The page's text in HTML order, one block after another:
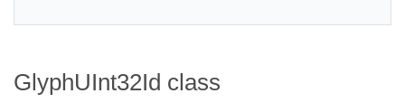
GlyphUInt32Id class